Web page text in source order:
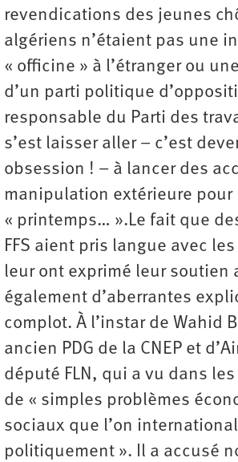
revendications des jeunes
algériens n’étaient pas une
« officine » à l’étranger ou
d’un parti politique
responsable du Parti des
s’est laisser aller – c’est
obsession ! – à lancer des
manipulation extérieure pour
« printemps… ».Le fait que
FFS aient pris langue avec
leur ont exprimé leur soutien
également d’aberrantes
complot. À l’instar de Wahid
ancien PDG de la CNEP et
député FLN, qui a vu dans
de « simples problèmes
sociaux que l’on
politiquement ». Il a accusé